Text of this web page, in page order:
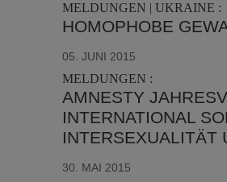
MELDUNGEN | UKRAINE :
HOMOPHOBE
05. JUNI 2015
MELDUNGEN :
AMNESTY
INTERNATIONAL
INTERSEXUALITÄT
30. MAI 2015